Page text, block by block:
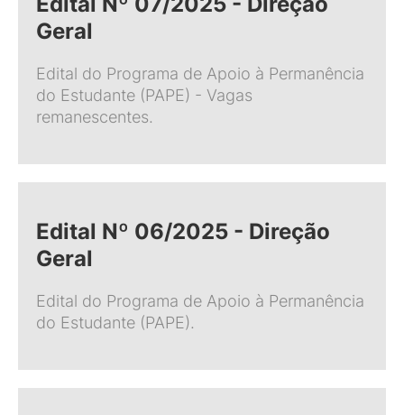
Geral
Edital do Programa de Apoio à Permanência
do Estudante (PAPE) - Vagas
remanescentes.
Edital Nº 06/2025 - Direção
Geral
Edital do Programa de Apoio à Permanência
do Estudante (PAPE).